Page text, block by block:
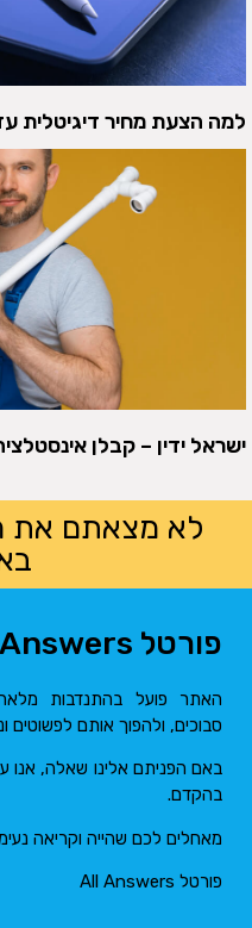
למה הצעת מחיר דיגיטלית
ישראל ידין – קבלן
לא מצאתם את
פורטל All Answers:
האתר פועל בהתנדבות
סבוכים, ולהפוך אותם לפשוטים
באם הפניתם אלינו שאלה, אנו
בהקדם.
מאחלים לכם שהייה וקריאה
פורטל All Answers